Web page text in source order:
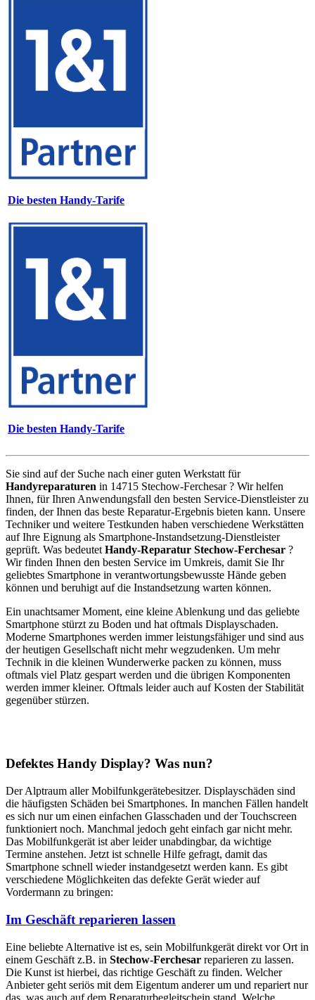
Die besten Handy-Tarife
Die besten Handy-Tarife
Sie sind auf der Suche nach einer guten Werkstatt für
Handyreparaturen in 14715 Stechow-Ferchesar ? Wir helfen
Ihnen, für Ihren Anwendungsfall den besten Service-Dienstleister zu
finden, der Ihnen das beste Reparatur-Ergebnis bieten kann. Unsere
Techniker und weitere Testkunden haben verschiedene Werkstätten
auf Ihre Eignung als Smartphone-Instandsetzung-Dienstleister
geprüft. Was bedeutet Handy-Reparatur Stechow-Ferchesar ?
Wir finden Ihnen den besten Service im Umkreis, damit Sie Ihr
geliebtes Smartphone in verantwortungsbewusste Hände geben
können und beruhigt auf die Instandsetzung warten können.
Ein unachtsamer Moment, eine kleine Ablenkung und das geliebte
Smartphone stürzt zu Boden und hat oftmals Displayschaden.
Moderne Smartphones werden immer leistungsfähiger und sind aus
der heutigen Gesellschaft nicht mehr wegzudenken. Um mehr
Technik in die kleinen Wunderwerke packen zu können, muss
oftmals viel Platz gespart werden und die übrigen Komponenten
werden immer kleiner. Oftmals leider auch auf Kosten der Stabilität
gegenüber stürzen.
Defektes Handy Display? Was nun?
Der Alptraum aller Mobilfunkgerätebesitzer. Displayschäden sind
die häufigsten Schäden bei Smartphones. In manchen Fällen handelt
es sich nur um einen einfachen Glasschaden und der Touchscreen
funktioniert noch. Manchmal jedoch geht einfach gar nicht mehr.
Das Mobilfunkgerät ist aber leider unabdingbar, da wichtige
Termine anstehen. Jetzt ist schnelle Hilfe gefragt, damit das
Smartphone schnell wieder instandgesetzt werden kann. Es gibt
verschiedene Möglichkeiten das defekte Gerät wieder auf
Vordermann zu bringen:
Im Geschäft reparieren lassen
Eine beliebte Alternative ist es, sein Mobilfunkgerät direkt vor Ort in
einem Geschäft z.B. in Stechow-Ferchesar reparieren zu lassen.
Die Kunst ist hierbei, das richtige Geschäft zu finden. Welcher
Anbieter geht seriös mit dem Eigentum anderer um und repariert nur
das, was auch auf dem Reparaturbegleitschein stand. Welche